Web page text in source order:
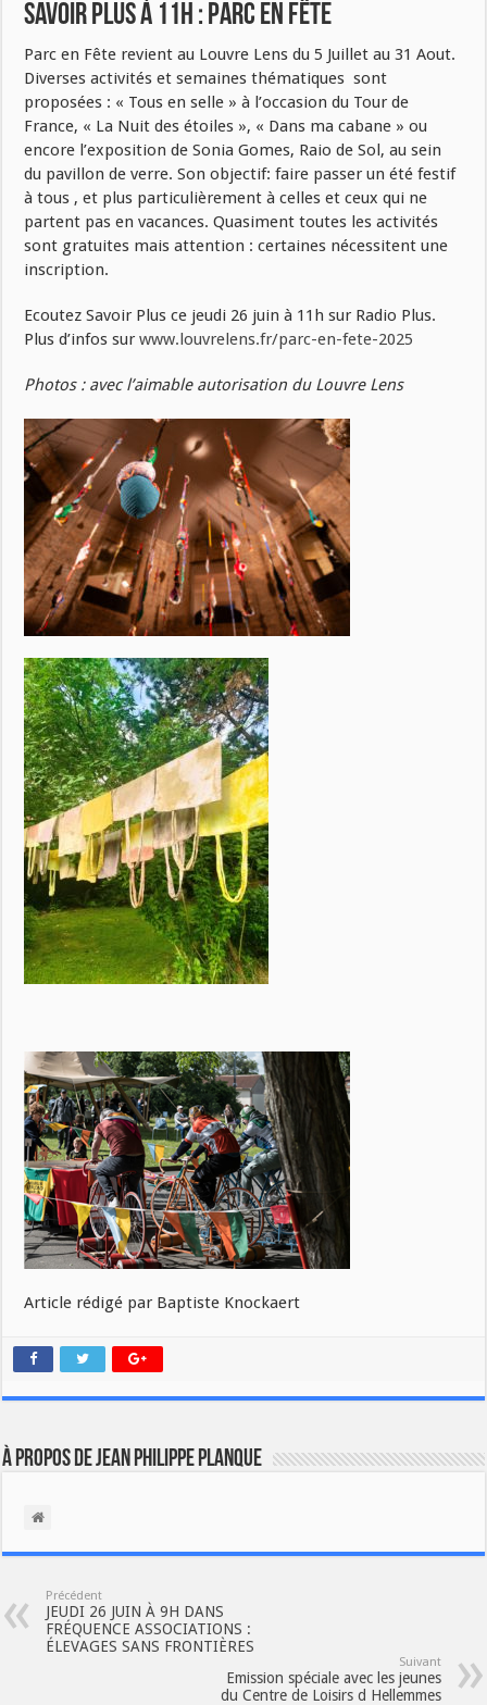
Savoir Plus à 11h : Parc en Fête
Parc en Fête revient au Louvre Lens du 5 Juillet au 31 Aout.
Diverses activités et semaines thématiques sont
proposées : « Tous en selle » à l’occasion du Tour de
France, « La Nuit des étoiles », « Dans ma cabane » ou
encore l’exposition de Sonia Gomes, Raio de Sol, au sein
du pavillon de verre. Son objectif: faire passer un été festif
à tous , et plus particulièrement à celles et ceux qui ne
partent pas en vacances. Quasiment toutes les activités
sont gratuites mais attention : certaines nécessitent une
inscription.
Ecoutez Savoir Plus ce jeudi 26 juin à 11h sur Radio Plus.
Plus d’infos surwww.louvrelens.fr/parc-en-fete-2025
Photos : avec l’aimable autorisation du Louvre Lens
Article rédigé par Baptiste Knockaert
À propos de Jean Philippe Planque
Précédent
JEUDI 26 JUIN À 9H DANS
FRÉQUENCE ASSOCIATIONS :
ÉLEVAGES SANS FRONTIÈRES
Suivant
Emission spéciale avec les jeunes
du Centre de Loisirs d Hellemmes